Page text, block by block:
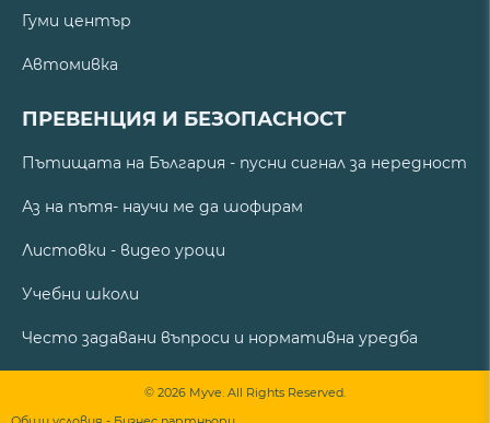
Гуми център
Автомивка
ПРЕВЕНЦИЯ И БЕЗОПАСНОСТ
Пътищата на България - пусни сигнал за нередност
Аз на пътя- научи ме да шофирам
Листовки - видео уроци
Учебни школи
Често задавани въпроси и нормативна уредба
© 2026 Myve. All Rights Reserved.